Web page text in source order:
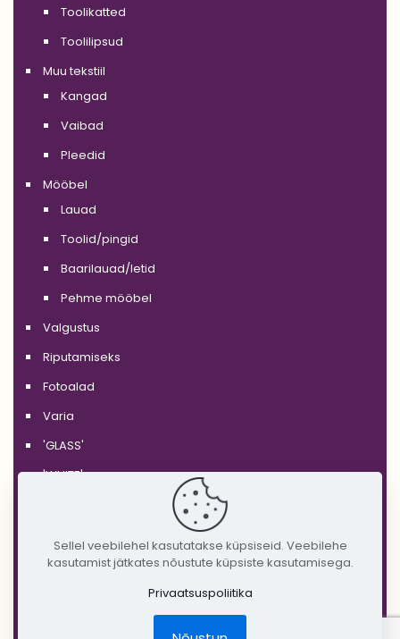
Toolikatted
Toolilipsud
Muu tekstiil
Kangad
Vaibad
Pleedid
Mööbel
Lauad
Toolid/pingid
Baarilauad/letid
Pehme mööbel
Valgustus
Riputamiseks
Fotoalad
Varia
'GLASS'
'WHITE'
'GOLD'
Sellel veebilehel kasutatakse küpsiseid. Veebilehe
kasutamist jätkates nõustute küpsiste kasutamisega.
Privaatsuspoliitika